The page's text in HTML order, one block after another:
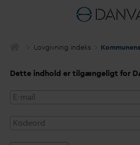
Lovgivning indeks
Dette indhold er tilgængeligt for D